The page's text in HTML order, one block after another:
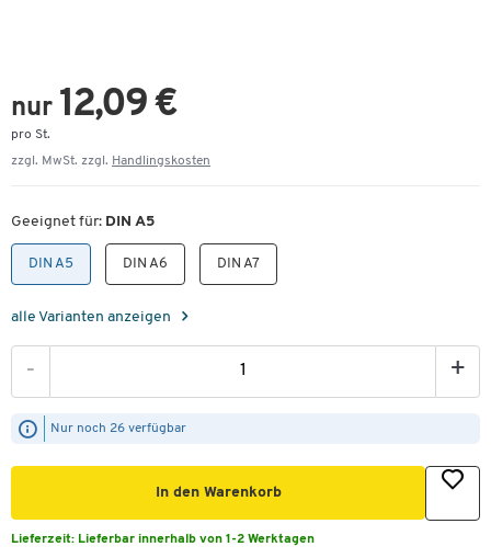
nur 12,09 €
pro St.
zzgl. MwSt. zzgl. Handlingskosten
Geeignet für: DIN A5
DIN A5 DIN A6 DIN A7
alle Varianten anzeigen
- +
Nur noch 26 verfügbar
In den Warenkorb
Lieferzeit: Lieferbar innerhalb von 1-2 Werktagen